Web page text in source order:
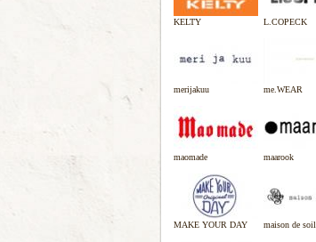
KELTY L.COPECK
merijakuu me.WEAR
maomade maarook
MAKE YOUR DAY maison de soil